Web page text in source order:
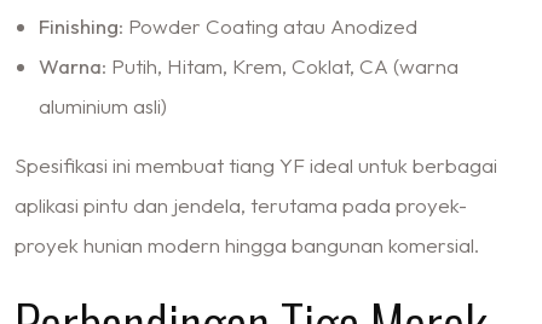
Finishing: Powder Coating atau Anodized
Warna: Putih, Hitam, Krem, Coklat, CA (warna
aluminium asli)
Spesifikasi ini membuat tiang YF ideal untuk berbagai
aplikasi pintu dan jendela, terutama pada proyek-
proyek hunian modern hingga bangunan komersial.